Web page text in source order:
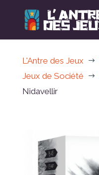
L'Antre des Jeux $
Jeux de Société $
Nidavellir